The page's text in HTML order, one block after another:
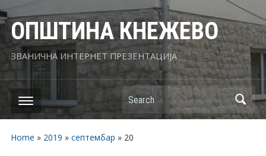
ОПШТИНА КНЕЖЕВО
ЗВАНИЧНА ИНТЕРНЕТ ПРЕЗЕНТАЦИЈА
Search
Home » 2019 » септембар » 20